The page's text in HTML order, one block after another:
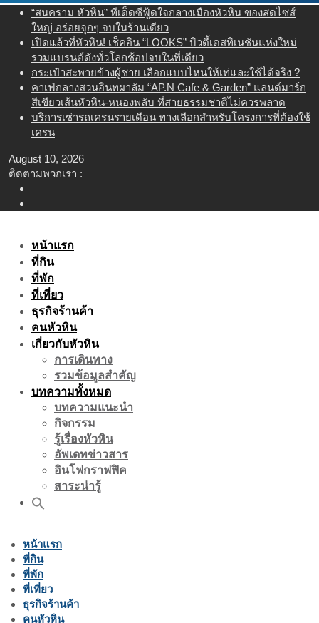
content
“สนคราม หัวหิน” ทีเด็ดซีฟู้ดใจกลางเมืองหัวหิน ของสดไซส์
ใหญ่ อร่อยจุกๆ จบในร้านเดียว
เปิดแล้วที่หัวหิน! เช็คอิน “LOOKS” บิวตี้เดสทิเนชันแห่งใหม่
รวมแบรนด์ดังทั่วโลกช้อปจบในที่เดียว
กระเป๋าสะพายข้างผู้ชาย เลือกแบบไหนให้เท่และใช้ได้จริง ?
คาเฟ่กลางสวนอินทผาลัม “AP.N Cafe & Garden” แลนด์มาร์ก
สีเขียวเส้นหัวหิน-หนองพลับ ที่สายธรรมชาติไม่ควรพลาด
บริการเช่ารถเครนรายเดือน ทางเลือกสำหรับโครงการที่ต้องใช้
เครน
August 10, 2026
ติดตามพวกเรา :
หน้าแรก
ที่กิน
ที่พัก
ที่เที่ยว
ธุรกิจร้านค้า
คนหัวหิน
เกี่ยวกับหัวหิน
การเดินทาง
รวมข้อมูลสำคัญ
บทความทั้งหมด
บทความแนะนำ
กิจกรรม
รู้เรื่องหัวหิน
อัพเดทข่าวสาร
อินโฟกราฟฟิค
สาระน่ารู้
หน้าแรก
ที่กิน
ที่พัก
ที่เที่ยว
ธุรกิจร้านค้า
คนหัวหิน